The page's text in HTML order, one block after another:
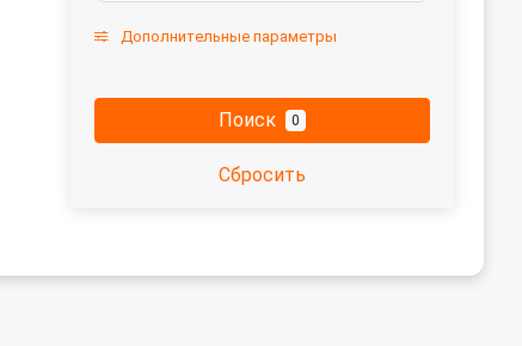
Дополнительные параметры
Поиск 0
Сбросить